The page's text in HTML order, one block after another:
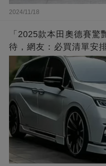
2024/11/18
「2025款本田奧德賽
待，網友：必買清單安排